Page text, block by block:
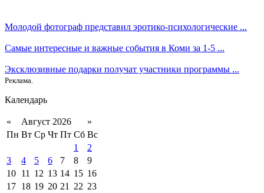
Молодой фотограф представил эротико-психологические ...
Самые интересные и важные события в Коми за 1-5 ...
Эксклюзивные подарки получат участники программы ...
Реклама.
Календарь
« Август 2026
»
Пн Вт Ср Чт Пт Сб Вс
1
2
3
4 5 6 7 8
9
10 11 12 13 14 15 16
17 18 19 20 21 22 23